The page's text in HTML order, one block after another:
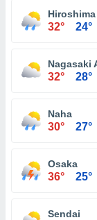
Hiroshima
32° 24°
Nagasaki
32° 28°
Naha
30° 27°
Osaka
36° 25°
Sendai